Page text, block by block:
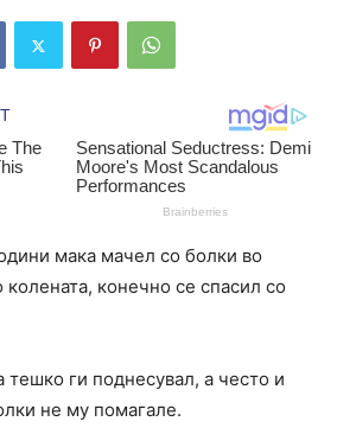
мака мачел со болки во
колената, конечно се спасил со
тешко ги поднесувал, а често и
не му помагале.